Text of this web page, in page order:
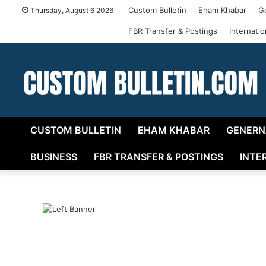
Thursday, August 6 2026 Custom Bulletin Eham Khabar
FBR Transfer & Postings
CUSTOM BULLETIN EHAM KHABAR
BUSINESS FBR TRANSFER & POSTINGS